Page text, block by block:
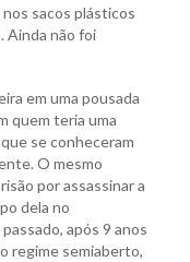
sacos plásticos
Ainda não foi
em uma pousada
quem teria uma
se conheceram
O mesmo
por assassinar a
dela no
após 9 anos
regime semiaberto,